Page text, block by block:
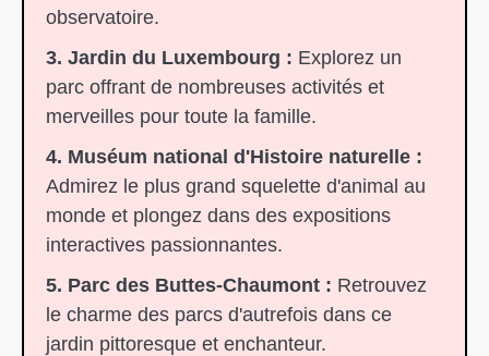
observatoire.
3. Jardin du Luxembourg : Explorez un
parc offrant de nombreuses activités et
merveilles pour toute la famille.
4. Muséum national d'Histoire naturelle :
Admirez le plus grand squelette d'animal au
monde et plongez dans des expositions
interactives passionnantes.
5. Parc des Buttes-Chaumont : Retrouvez
le charme des parcs d'autrefois dans ce
jardin pittoresque et enchanteur.